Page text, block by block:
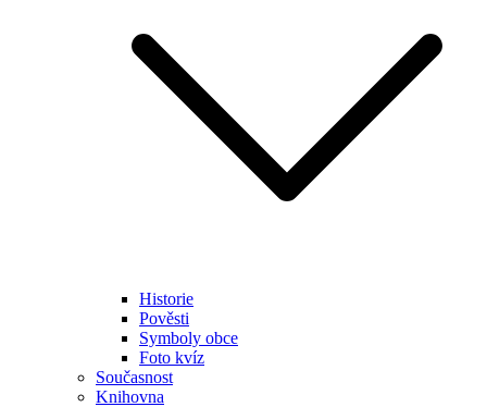
Historie
Pověsti
Symboly obce
Foto kvíz
Současnost
Knihovna